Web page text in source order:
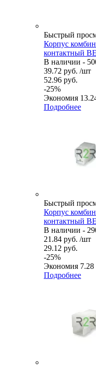
Быстрый
Корпус
контактный
В наличии -
39.72 руб. /шт
52.96 руб.
-25%
Экономия
Подробнее
Быстрый
Корпус
контактный
В наличии -
21.84 руб. /шт
29.12 руб.
-25%
Экономия 7.28
Подробнее